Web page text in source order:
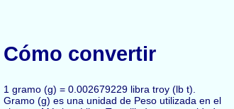
Cómo convertir
1 gramo (g) = 0.002679229 libra troy (lb t).
Gramo (g) es una unidad de Peso utilizada en el